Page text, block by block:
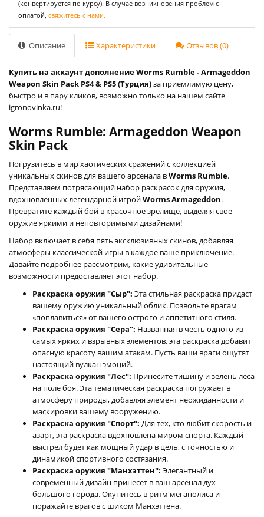
(конвертируется по курсу). В случае возникновения проблем с
оплатой, свяжитесь с нами.
Описание Характеристики Отзывов (0)
Купить на аккаунт дополнение Worms Rumble - Armageddon
Weapon Skin Pack PS4 & PS5 (Турция)за приемлимую цену,
быстро и в пару кликов, возможно только на нашем сайте
igronovinka.ru!
Worms Rumble: Armageddon Weapon
Skin Pack
Погрузитесь в мир хаотических сражений с коллекцией
уникальных скинов для вашего арсенала вWorms Rumble.
Представляем потрясающий набор раскрасок для оружия,
вдохновлённых легендарной игройWorms Armageddon.
Превратите каждый бой в красочное зрелище, выделяя своё
оружие яркими и неповторимыми дизайнами!
Набор включает в себя пять эксклюзивных скинов, добавляя
атмосферы классической игры в каждое ваше приключение.
Давайте подробнее рассмотрим, какие удивительные
возможности предоставляет этот набор.
Раскраска оружия "Сыр": Эта стильная раскраска придаст
вашему оружию уникальный облик. Позвольте врагам
«поплавиться» от вашего острого и аппетитного стиля.
Раскраска оружия "Сера": Названная в честь одного из
самых ярких и взрывных элементов, эта раскраска добавит
опасную красоту вашим атакам. Пусть ваши враги ощутят
настоящий вулкан эмоций.
Раскраска оружия "Лес": Принесите тишину и зелень леса
на поле боя. Эта тематическая раскраска погружает в
атмосферу природы, добавляя элемент неожиданности и
маскировки вашему вооружению.
Раскраска оружия "Спорт": Для тех, кто любит скорость и
азарт, эта раскраска вдохновлена миром спорта. Каждый
выстрел будет как мощный удар в цель, с точностью и
динамикой спортивного состязания.
Раскраска оружия "Манхэттен": Элегантный и
современный дизайн принесёт в ваш арсенал дух
большого города. Окунитесь в ритм мегаполиса и
поражайте врагов с шиком Манхэттена.